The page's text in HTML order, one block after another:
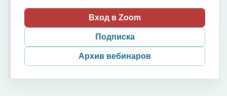
Вход в Zoom
Подписка
Архив вебинаров